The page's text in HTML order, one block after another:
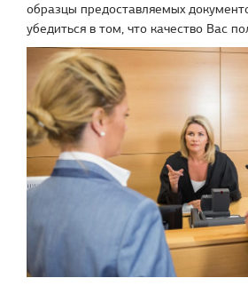
образцы предоставляемых
убедиться в том, что качество Вас